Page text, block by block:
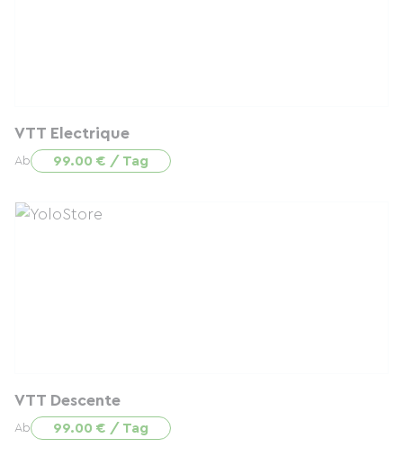
VTT Electrique
Ab 99.00 € / Tag
VTT Descente
Ab 99.00 € / Tag